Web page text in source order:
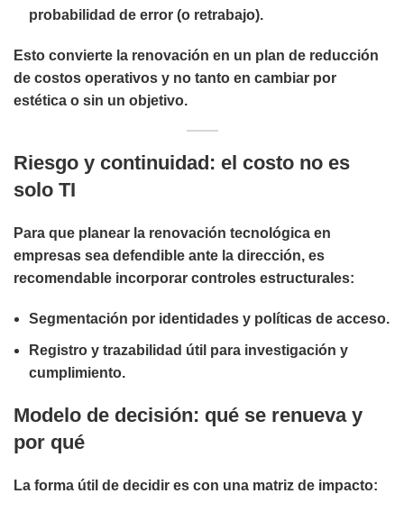
probabilidad de error (o retrabajo).
Esto convierte la renovación en un plan de reducción
de costos operativos y no tanto en cambiar por
estética o sin un objetivo.
Riesgo y continuidad: el costo no es
solo TI
Para que planear la renovación tecnológica en
empresas sea defendible ante la dirección, es
recomendable incorporar controles estructurales:
Segmentación por identidades y políticas de acceso.
Registro y trazabilidad útil para investigación y
cumplimiento.
Modelo de decisión: qué se renueva y
por qué
La forma útil de decidir es con una matriz de impacto: